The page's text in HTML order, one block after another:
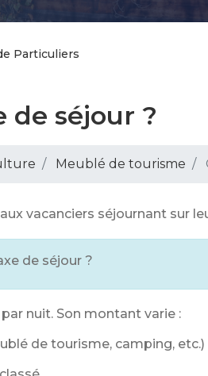
Particuliers
de séjour ?
Meublé de tourisme
vacanciers séjournant sur
de séjour ?
nuit. Son montant varie :
de tourisme, camping, etc.)